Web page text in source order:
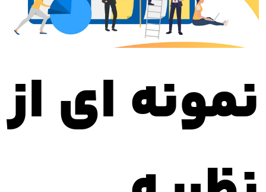
نمونه ای از